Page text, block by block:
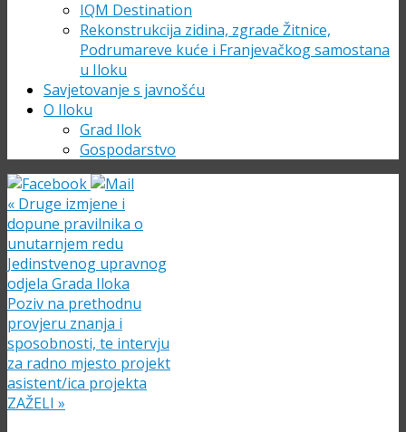
IQM Destination
Rekonstrukcija zidina, zgrade Žitnice,
Podrumareve kuće i Franjevačkog samostana
u Iloku
Savjetovanje s javnošću
O Iloku
Grad Ilok
Gospodarstvo
« Druge izmjene i
dopune pravilnika o
unutarnjem redu
Jedinstvenog upravnog
odjela Grada Iloka
Poziv na prethodnu
provjeru znanja i
sposobnosti, te intervju
za radno mjesto projekt
asistent/ica projekta
ZAŽELI »